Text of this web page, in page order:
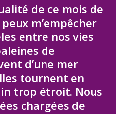
de ce mois de
m’empêcher
entre nos vies
de
d’une mer
tournent en
trop étroit. Nous
chargées de